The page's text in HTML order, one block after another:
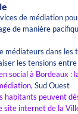
de médiation
de manière
médiateurs dans les
les tensions entre
social à Bordeaux :
, Sud Ouest
habitants peuvent
site internet de la